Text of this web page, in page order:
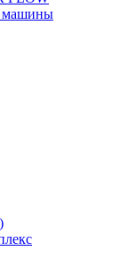
машины